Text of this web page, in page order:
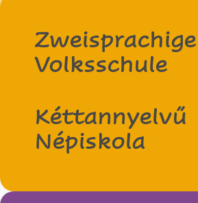
Zweisprachige
Volksschule
Kéttannyelvű
Népiskola